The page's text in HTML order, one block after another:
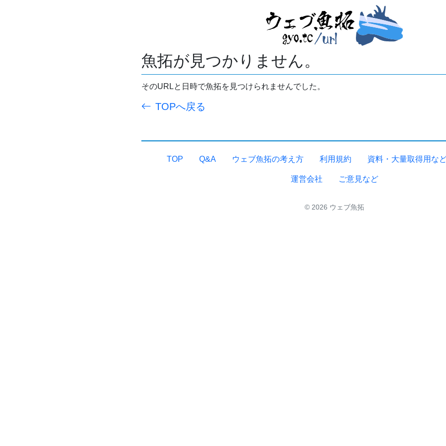
魚拓が見つかりません。
そのURLと日時で魚拓を見つけられませんでした。
TOPへ戻る
TOP Q&A ウェブ魚拓の考え方 利用規約 資料・大量取得用な
運営会社 ご意見など
© 2026 ウェブ魚拓